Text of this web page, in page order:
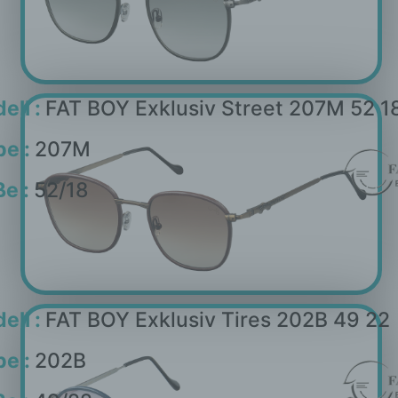
: FAT BOY Exklusiv Street 207M 52
: 207M
: 52/18
: FAT BOY Exklusiv Tires 202B 49 22
: 202B